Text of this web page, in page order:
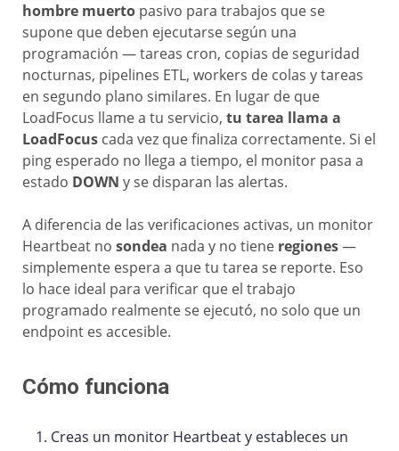
hombre muerto pasivo para trabajos que se
supone que deben ejecutarse según una
programación — tareas cron, copias de seguridad
nocturnas, pipelines ETL, workers de colas y tareas
en segundo plano similares. En lugar de que
LoadFocus llame a tu servicio, tu tarea llama a
LoadFocus cada vez que finaliza correctamente. Si el
ping esperado no llega a tiempo, el monitor pasa a
estado DOWN y se disparan las alertas.
A diferencia de las verificaciones activas, un monitor
Heartbeat no sondea nada y no tiene regiones—
simplemente espera a que tu tarea se reporte. Eso
lo hace ideal para verificar que el trabajo
programado realmente se ejecutó, no solo que un
endpoint es accesible.
Cómo funciona
Creas un monitor Heartbeat y estableces un